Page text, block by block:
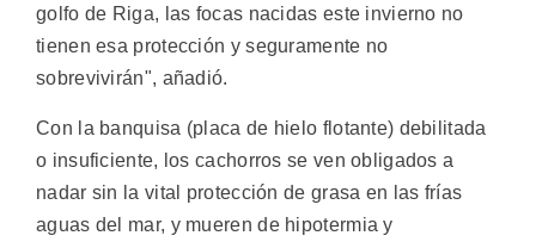
golfo de Riga, las focas nacidas este invierno no
tienen esa protección y seguramente no
sobrevivirán", añadió.
Con la banquisa (placa de hielo flotante) debilitada
o insuficiente, los cachorros se ven obligados a
nadar sin la vital protección de grasa en las frías
aguas del mar, y mueren de hipotermia y